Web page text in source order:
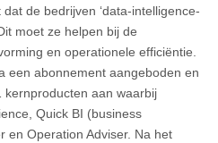
de bedrijven ‘data-intelligence-
moet ze helpen bij de
en operationele efficiëntie.
een abonnement aangeboden en
kernproducten aan waarbij
Quick BI (business
en Operation Adviser. Na het